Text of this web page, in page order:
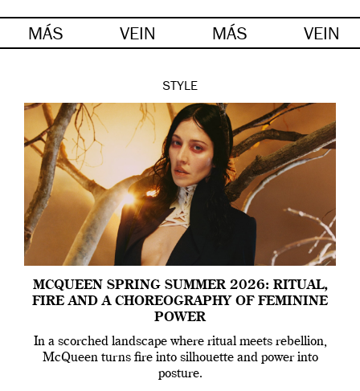
MÁS VEIN MÁS VEIN
STYLE
MCQUEEN SPRING SUMMER 2026: RITUAL,
FIRE AND A CHOREOGRAPHY OF FEMININE
POWER
In a scorched landscape where ritual meets rebellion,
McQueen turns fire into silhouette and power into
posture.